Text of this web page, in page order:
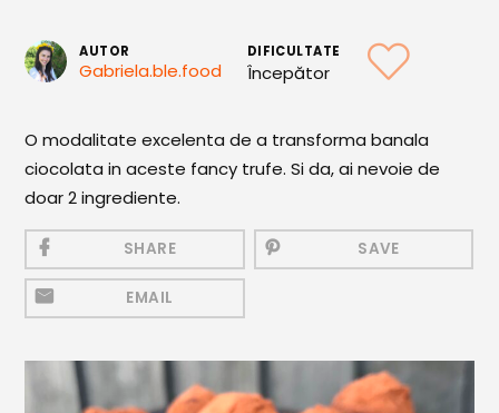
Toate Reţetele
Aperitive
Aperitive Calde
Mezeluri
Ronțăieli
Băuturi calde
AUTOR
Gabriela.ble.food
DIFICULTATE
Începător
O modalitate excelenta de a transforma banala
ciocolata in aceste fancy trufe. Si da, ai nevoie de
doar 2 ingrediente.
SHARE SAVE
EMAIL